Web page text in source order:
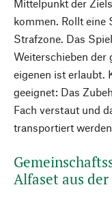
Mittelpunkt der
kommen. Rollt eine
Strafzone. Das
Weiterschieben der
eigenen ist erlaubt.
geeignet: Das
Fach verstaut und
transportiert
Alfaset aus der